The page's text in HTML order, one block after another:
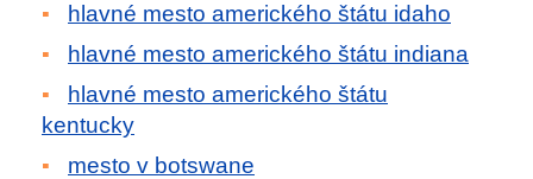
hlavné mesto amerického štátu idaho
hlavné mesto amerického štátu indiana
hlavné mesto amerického štátu
kentucky
mesto v botswane